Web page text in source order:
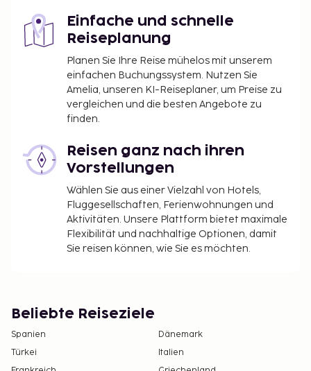
Einfache und schnelle
Reiseplanung
Planen Sie Ihre Reise mühelos mit unserem
einfachen Buchungssystem. Nutzen Sie
Amelia, unseren KI-Reiseplaner, um Preise zu
vergleichen und die besten Angebote zu
finden.
Reisen ganz nach ihren
Vorstellungen
Wählen Sie aus einer Vielzahl von Hotels,
Fluggesellschaften, Ferienwohnungen und
Aktivitäten. Unsere Plattform bietet maximale
Flexibilität und nachhaltige Optionen, damit
Sie reisen können, wie Sie es möchten.
Beliebte Reiseziele
Spanien
Dänemark
Türkei
Italien